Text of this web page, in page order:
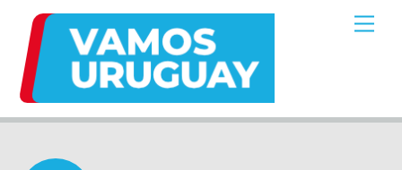
content